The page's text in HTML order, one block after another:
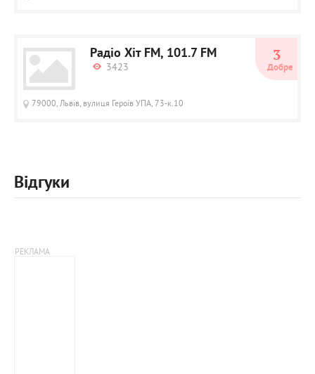
Радіо Хіт FM, 101.7 FM
3423
79000, Львів, вулиця Героїв УПА, 73-к.10
3
Добре
Відгуки